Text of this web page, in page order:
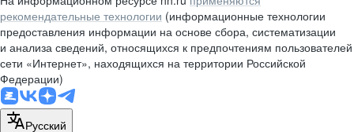
рекомендательные технологии (информационные технологии
предоставления информации на основе сбора, систематизации
и анализа сведений, относящихся к предпочтениям пользователей
сети «Интернет», находящихся на территории Российской
Федерации)
Русский